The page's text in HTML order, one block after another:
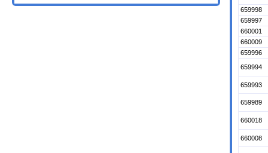
659998
659997
660001
660009
659996
659994
659993
659989
660018
660008